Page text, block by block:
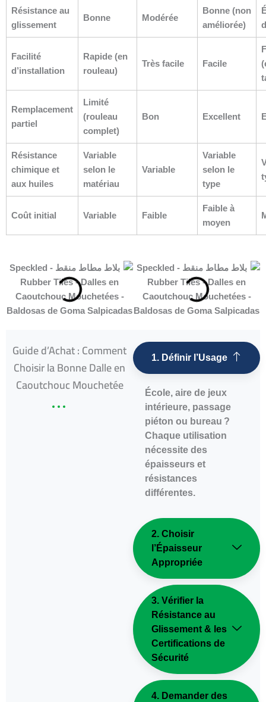
Résistance au
glissement
Bonne Modérée
Bonne (non
améliorée)
Facilité
d’installation
Rapide (en
rouleau)
Très facile Facile
Remplacement
partiel
Limité
(rouleau
complet)
Bon Excellent
Résistance
chimique et
aux huiles
Variable
selon le
matériau
Variable
Variable
selon le
type
Coût initial Variable Faible
Faible à
moyen
Guide d’Achat : Comment
Choisir la Bonne Dalle en
Caoutchouc Mouchetée
1. Définir l’Usage
École, aire de jeux
intérieure, passage
piéton ou bureau ?
Chaque utilisation
nécessite des
épaisseurs et
résistances
différentes.
2. Choisir
l’Épaisseur
Appropriée
3. Vérifier la
Résistance au
Glissement & les
Certifications de
Sécurité
4. Demander des